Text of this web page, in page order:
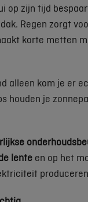
op zijn tijd
Regen zorgt
korte metten
alleen kom je er
houden je
lente en op het